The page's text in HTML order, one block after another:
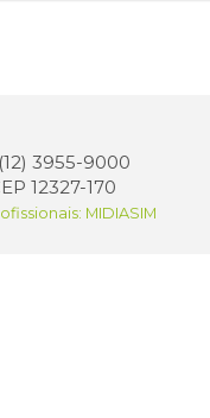
3955-9000
12327-170
MIDIASIM